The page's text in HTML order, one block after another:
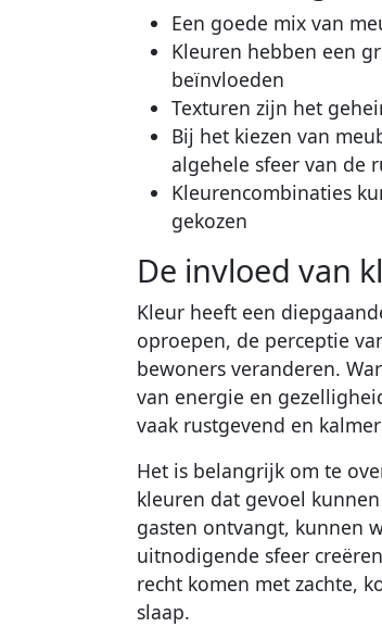
Een goede mix van
Kleuren hebben een
beïnvloeden
Texturen zijn het
Bij het kiezen van
algehele sfeer van de
Kleurencombinaties
gekozen
De invloed van
Kleur heeft een
oproepen, de perceptie
bewoners veranderen.
van energie en
vaak rustgevend en
Het is belangrijk om te
kleuren dat gevoel
gasten ontvangt, kunnen
uitnodigende sfeer
recht komen met zachte,
slaap.